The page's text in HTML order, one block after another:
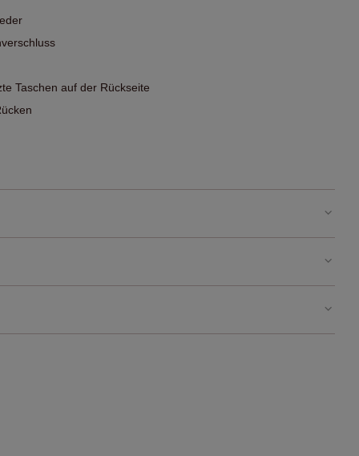
Taschen auf der Rückseite